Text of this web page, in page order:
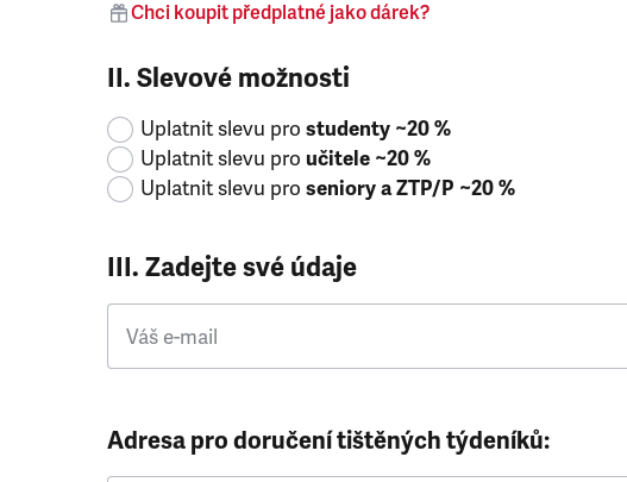
Chci koupit předplatné jako dárek?
II. Slevové možnosti
Uplatnit slevu pro studenty ~20 %
Uplatnit slevu pro učitele ~20 %
Uplatnit slevu pro seniory a ZTP/P ~20 %
III. Zadejte své údaje
Váš e-mail
Adresa pro doručení tištěných týdeníků: